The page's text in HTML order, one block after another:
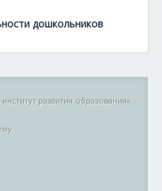
дошкольников
развития образования»